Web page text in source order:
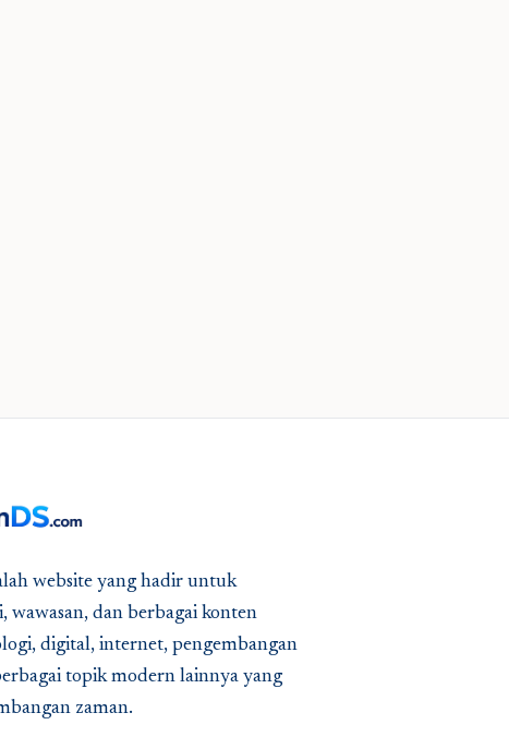
website yang hadir untuk
wawasan, dan berbagai konten
digital, internet, pengembangan
topik modern lainnya yang
zaman.